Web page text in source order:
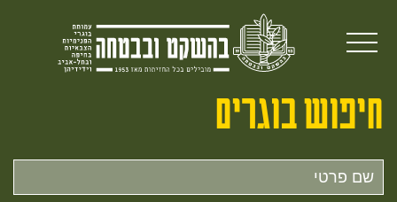
חיפוש בוגרים
שם
פרטי